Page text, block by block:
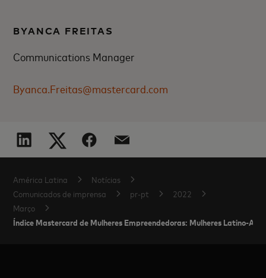
BYANCA FREITAS
Communications Manager
Byanca.Freitas@mastercard.com
América Latina
Notícias
Comunicados de imprensa
pr-pt
2022
Março
Índice Mastercard de Mulheres Empreendedoras: Mulheres Latino-